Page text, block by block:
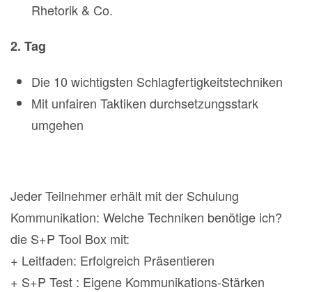
Rhetorik & Co.
2. Tag
Die 10 wichtigsten Schlagfertigkeitstechniken
Mit unfairen Taktiken durchsetzungsstark
umgehen
Jeder Teilnehmer erhält mit der Schulung
Kommunikation: Welche Techniken benötige ich?
die S+P Tool Box mit:
+ Leitfaden: Erfolgreich Präsentieren
+ S+P Test : Eigene Kommunikations-Stärken